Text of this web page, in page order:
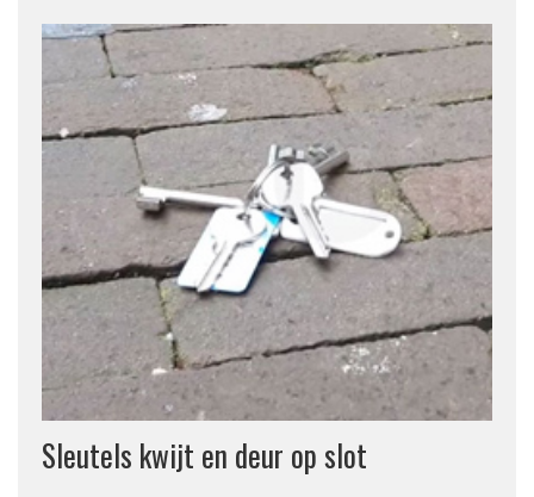
Sleutels kwijt en deur op slot